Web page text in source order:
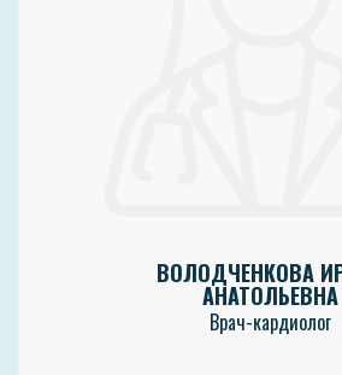
ВОЛОДЧЕНКОВА
АНАТОЛЬЕВНА
Врач-кардиолог